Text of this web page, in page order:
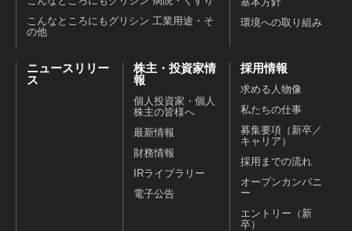
こんなところにもグリシン 工業用途・そ
の他
環境への取り組み
ニュースリリー
ス
株主・投資家情
報
個人投資家・個人
株主の皆様へ
最新情報
財務情報
IRライブラリー
電子公告
採用情報
求める人物像
私たちの仕事
募集要項（新卒／
キャリア）
採用までの流れ
オープンカンパニ
ー
エントリー（新
卒）